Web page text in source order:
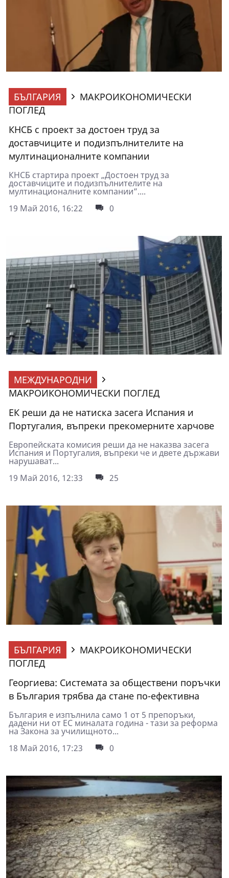
БЪЛГАРИЯ
МАКРОИКОНОМИЧЕСКИ
ПОГЛЕД
КНСБ с проект за достоен труд за
доставчиците и подизпълнителите на
мултинационалните компании
КНСБ стартира проект „Достоен труд за
доставчиците и подизпълнителите на
мултинационалните компании”....
19 Май 2016, 16:22
0
МЕЖДУНАРОДНИ
МАКРОИКОНОМИЧЕСКИ ПОГЛЕД
ЕК реши да не натиска засега Испания и
Португалия, въпреки прекомерните харчове
Европейската комисия реши да не наказва засега
Испания и Португалия, въпреки че и двете държави
нарушават...
19 Май 2016, 12:33
25
БЪЛГАРИЯ
МАКРОИКОНОМИЧЕСКИ
ПОГЛЕД
Георгиева: Системата за обществени поръчки
в България трябва да стане по-ефективна
България е изпълнила само 1 от 5 препоръки,
дадени ни от ЕС миналата година - тази за реформа
на Закона за училищното...
18 Май 2016, 17:23
0